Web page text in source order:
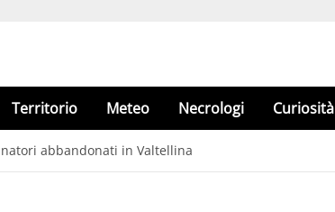
Territorio Meteo Necrologi Curiosità
abbandonati in Valtellina